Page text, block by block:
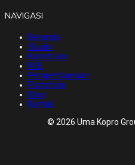
NAVIGASI
Beranda
Studio
Konstruksi
M.K.
Pengembangan
Portofolio
Blog
Kontak
© 2026 Uma Kopro